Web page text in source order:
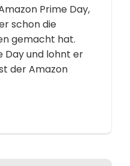
Prime Day,
schon die
gemacht hat.
Day und lohnt er
der Amazon